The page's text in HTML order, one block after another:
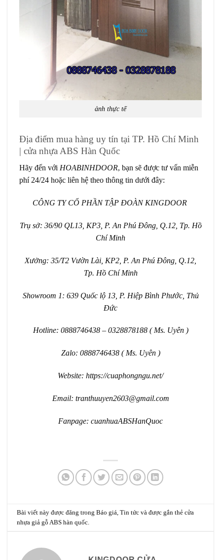
ảnh thực tế
Địa điểm mua hàng uy tín tại TP. Hồ Chí Minh
| cửa nhựa ABS Hàn Quốc
Hãy đến với HOABINHDOOR, bạn sẽ được tư vấn miễn
phí 24/24 hoặc liên hệ theo thông tin dưới đây:
CÔNG TY CỔ PHẦN TẬP ĐOÀN KINGDOOR
Trụ sở: 36/90 QL13, KP3, P. An Phú Đông, Q.12, Tp. Hồ
Chí Minh
Xưởng: 35/T2 Vườn Lài, KP2, P. An Phú Đông, Q.12,
Tp. Hồ Chí Minh
Showroom 1: 639 Quốc lộ 13, P. Hiệp Bình Phước, Thủ
Đức
Hotline: 0888746438 – 0328878188 ( Ms. Uyên )
Zalo: 0888746438 ( Ms. Uyên )
Website: https://cuaphongngu.net/
Email: tranthuuyen2603@gmail.com
Fanpage: cuanhuaABSHanQuoc
Bài viết này được đăng trongBáo giá ,Tin tức và được gắn thẻcửa
nhựa giả gỗ ABS hàn quốc